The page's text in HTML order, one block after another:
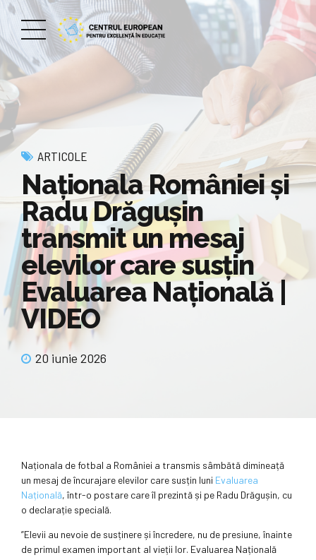
ARTICOLE
Naționala României și
Radu Drăgușin
transmit un mesaj
elevilor care susțin
Evaluarea Națională |
VIDEO
20 iunie 2026
Naționala de fotbal a României a transmis sâmbătă dimineață
un mesaj de încurajare elevilor care susțin luni Evaluarea
Națională, într-o postare care îl prezintă și pe Radu Drăgușin, cu
o declarație specială.
”Elevii au nevoie de susținere și încredere, nu de presiune, înainte
de primul examen important al vieții lor. Evaluarea Națională